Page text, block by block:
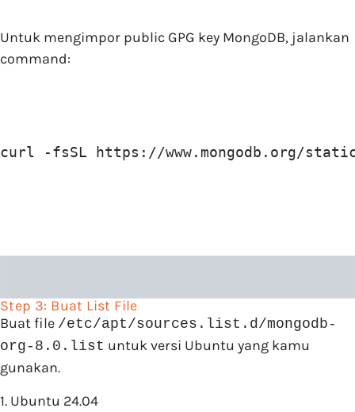
Untuk mengimpor public GPG key MongoDB, jalankan
command:
curl -fsSL https://www.mongodb.org/
Step 3: Buat List File
Buat file /etc/apt/sources.list.d/mongodb-
org-8.0.list untuk versi Ubuntu yang kamu
gunakan.
1. Ubuntu 24.04